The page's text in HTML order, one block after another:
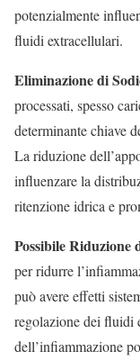
potenzialmente
fluidi extracellulari.
Eliminazione di
processati, spesso
determinante chiave
La riduzione
influenzare la
ritenzione idrica e
Possibile Riduzione
per ridurre
può avere effetti
regolazione dei fluidi
dell’infiammazione